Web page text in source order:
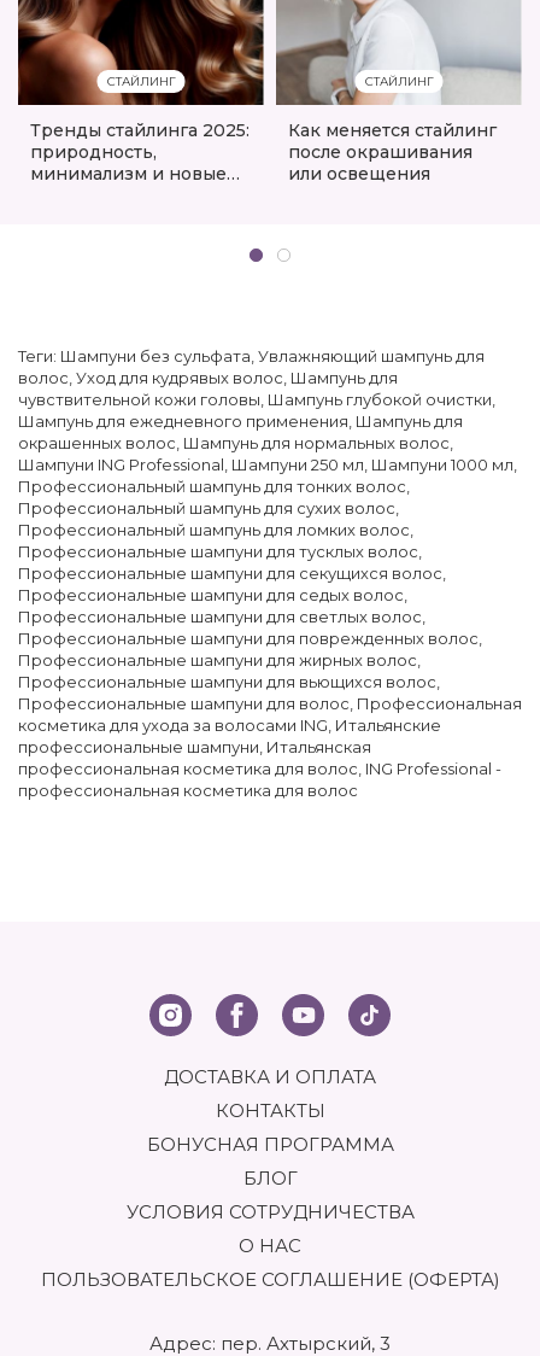
СТАЙЛИНГ
Тренды стайлинга 2025:
природность,
минимализм и новые
СТАЙЛИНГ
Как меняется стайлинг
после окрашивания
или освещения
Теги: Шампуни без сульфата Увлажняющий шампунь для
волос Уход для кудрявых волос Шампунь для
чувствительной кожи головы Шампунь глубокой очистки
Шампунь для ежедневного применения Шампунь для
окрашенных волос Шампунь для нормальных волос
Шампуни ING Professional Шампуни 250 мл Шампуни 1000 мл
Профессиональный шампунь для тонких волос
Профессиональный шампунь для сухих волос
Профессиональный шампунь для ломких волос
Профессиональные шампуни для тусклых волос
Профессиональные шампуни для секущихся волос
Профессиональные шампуни для седых волос
Профессиональные шампуни для светлых волос
Профессиональные шампуни для поврежденных волос
Профессиональные шампуни для жирных волос
Профессиональные шампуни для вьющихся волос
Профессиональные шампуни для волос Профессиональная
косметика для ухода за волосами ING Итальянские
профессиональные шампуни Итальянская
профессиональная косметика для волос ING Professional -
профессиональная косметика для волос
ДОСТАВКА И ОПЛАТА
КОНТАКТЫ
БОНУСНАЯ ПРОГРАММА
БЛОГ
УСЛОВИЯ СОТРУДНИЧЕСТВА
О НАС
ПОЛЬЗОВАТЕЛЬСКОЕ СОГЛАШЕНИЕ (ОФЕРТА)
Адрес: пер. Ахтырский, 3